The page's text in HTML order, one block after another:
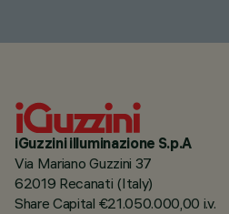
iGuzzini illuminazione S.p.A
Via Mariano Guzzini 37
62019 Recanati (Italy)
Share Capital €21.050.000,00 i.v.